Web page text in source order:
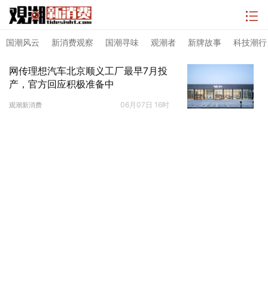
国潮风云 新消费观察 国潮寻味 观潮者 新牌故事 科技潮行
网传理想汽车北京顺义工厂最早7月投
产，官方回应积极准备中
观潮新消费 06月07日 16时